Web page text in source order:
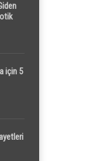
için 5